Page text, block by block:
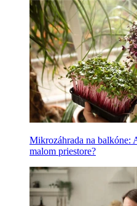
Mikrozáhrada na balkóne:
malom priestore?